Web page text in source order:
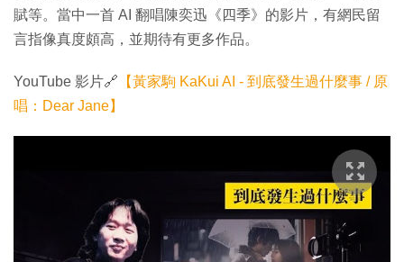
賦等。當中一首 AI 翻唱陳奕迅《四季》的影片，有網民留
言指像真度頗高，並期待有更多作品。
YouTube 影片🔗 【黃家駒 KaKui AI - 到底發生過什麼事 / 原
唱：Dear Jane】